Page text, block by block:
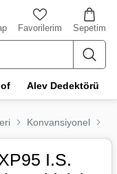
Sepetim
Favorilerim
Alev Dedektörü
Konvansiyonel
I.S.